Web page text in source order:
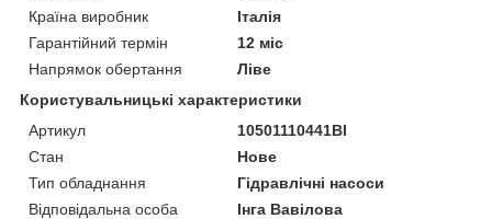
Країна виробник
Італія
Гарантійний термін
12 міс
Напрямок обертання
Ліве
Користувальницькі характеристики
Артикул
10501110441BI
Стан
Нове
Тип обладнання
Гідравлічні насоси
Відповідальна особа
Інга Вавілова